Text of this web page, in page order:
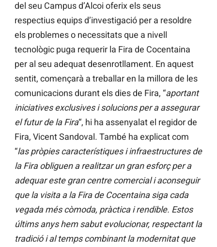
del seu Campus d’Alcoi oferix els seus
respectius equips d’investigació per a resoldre
els problemes o necessitats que a nivell
tecnològic puga requerir la Fira de Cocentaina
per al seu adequat desenrotllament. En aquest
sentit, començarà a treballar en la millora de les
comunicacions durant els dies de Fira, “aportant
iniciatives exclusives i solucions per a assegurar
el futur de la Fira“, hi ha assenyalat el regidor de
Fira, Vicent Sandoval. També ha explicat com
“las pròpies característiques i infraestructures de
la Fira obliguen a realitzar un gran esforç per a
adequar este gran centre comercial i aconseguir
que la visita a la Fira de Cocentaina siga cada
vegada més còmoda, pràctica i rendible. Estos
últims anys hem sabut evolucionar, respectant la
tradició i al temps combinant la modernitat que